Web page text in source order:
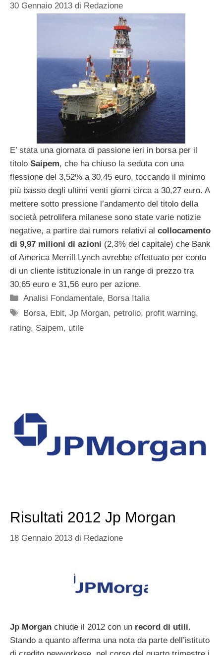
30 Gennaio 2013 di Redazione
E’ stata una giornata di passione ieri in borsa per il
titolo Saipem, che ha chiuso la seduta con una
flessione del 3,52% a 30,45 euro, toccando il minimo
più basso degli ultimi venti giorni circa a 30,27 euro. A
mettere sotto pressione l’andamento del titolo della
società petrolifera milanese sono state varie notizie
negative, a partire dai rumors relativi al collocamento
di 9,97 milioni di azioni (2,3% del capitale) che Bank
of America Merrill Lynch avrebbe effettuato per conto
di un cliente istituzionale in un range di prezzo tra
30,65 euro e 31,56 euro per azione.
Categorie
Analisi Fondamentale, Borsa Italia
Tag
Borsa, Ebit,Jp Morgan, petrolio, profit warning,
rating, Saipem, utile
Risultati 2012 Jp Morgan
18 Gennaio 2013 di Redazione
Jp Morgan chiude il 2012 con un record di utili.
Stando a quanto afferma una nota da parte dell’istituto